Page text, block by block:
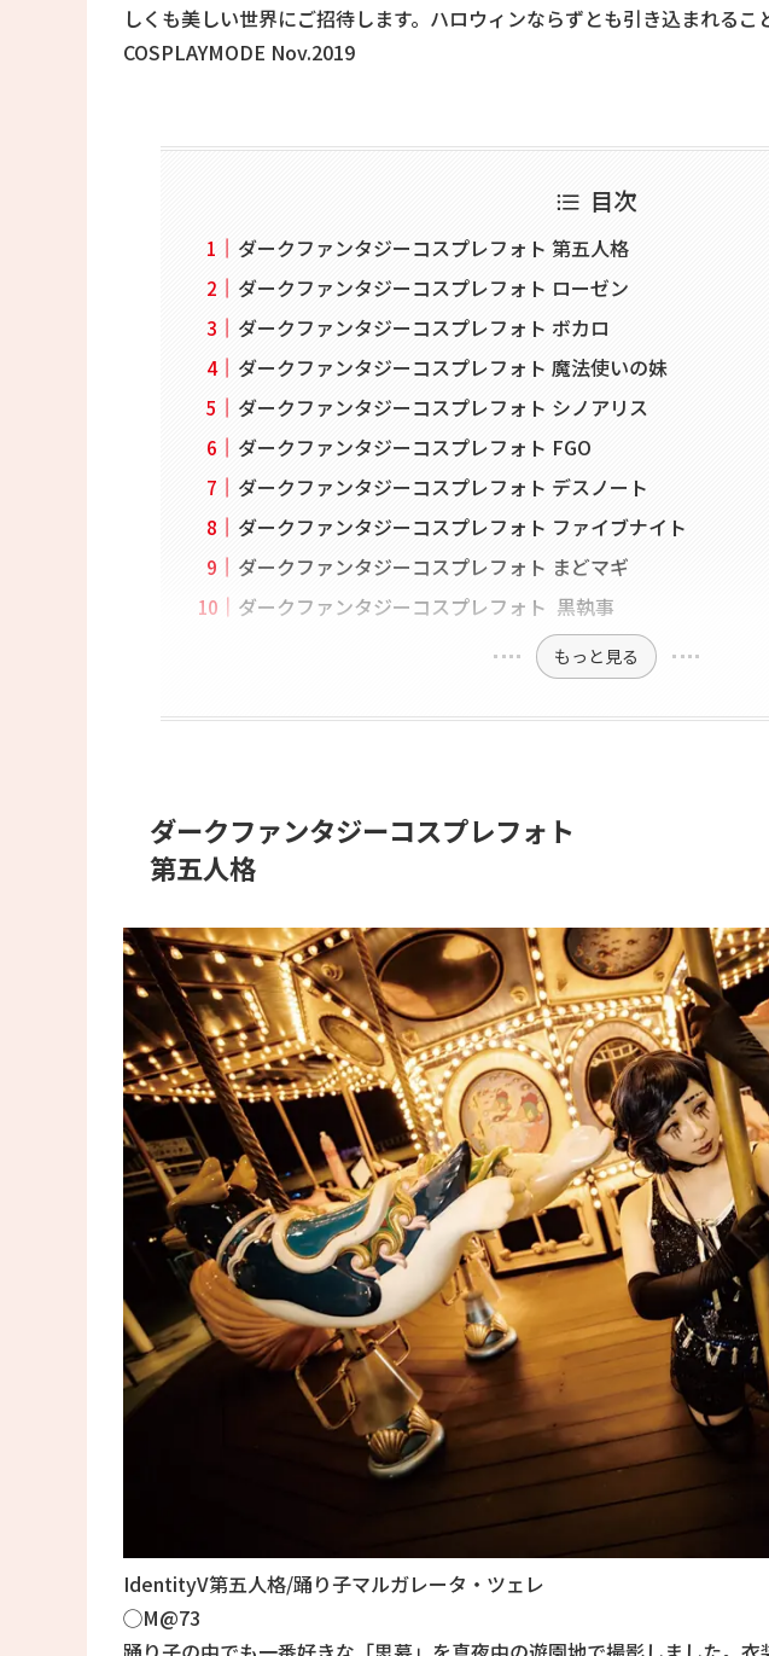
しくも美しい世界にご招待します。ハロウィンならずとも引き込まれるこ
COSPLAYMODE Nov.2019
目次
ダークファンタジーコスプレフォト 第五人格
ダークファンタジーコスプレフォト ローゼン
ダークファンタジーコスプレフォト ボカロ
ダークファンタジーコスプレフォト 魔法使いの妹
ダークファンタジーコスプレフォト シノアリス
ダークファンタジーコスプレフォト FGO
ダークファンタジーコスプレフォト デスノート
ダークファンタジーコスプレフォト ファイブナイト
ダークファンタジーコスプレフォト まどマギ
ダークファンタジーコスプレフォト 黒執事
もっと見る
ダークファンタジーコスプレフォト
第五人格
IdentityV第五人格/踊り子マルガレータ・ツェレ
◯M@73